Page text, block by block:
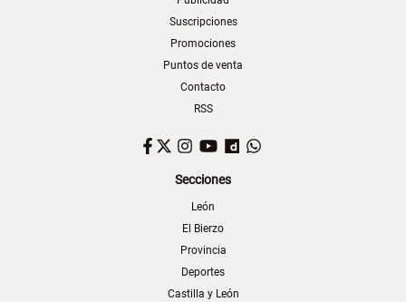
Suscripciones
Promociones
Puntos de venta
Contacto
RSS
Facebook
TwitterInstagram
YouTubeDailymotion
Secciones
León
El Bierzo
Provincia
Deportes
Castilla y León